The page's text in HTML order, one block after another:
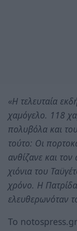
«Η τελευταία
χαμόγελο. 118
πολυβόλα και
τούτο: Οι
ανθίζανε και
χιόνια του
χρόνο. Η
ελευθερωνόταν
Το